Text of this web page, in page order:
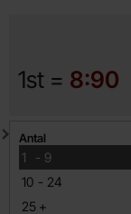
1st = 8:90
Mängdrabatt
Antal
1 -
till 9
10 -
till 24
25 +
till